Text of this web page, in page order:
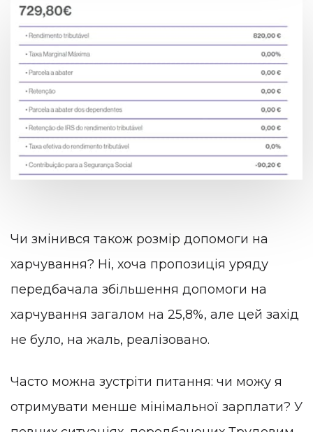
Чи змінився також розмір допомоги на
харчування? Ні, хоча пропозиція уряду
передбачала збільшення допомоги на
харчування загалом на 25,8%, але цей захід
не було, на жаль, реалізовано.
Часто можна зустріти питання: чи можу я
отримувати менше мінімальної зарплати? У